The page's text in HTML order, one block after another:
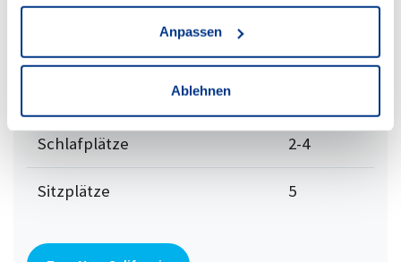
Anpassen
Ablehnen
Schlafplätze 2-4
Sitzplätze 5